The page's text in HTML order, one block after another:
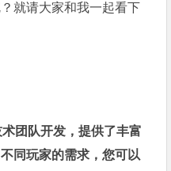
就请大家和我一起看下
团队开发，提供了丰富
同玩家的需求，您可以